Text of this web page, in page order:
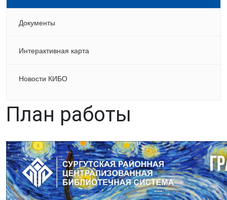
Документы
Интерактивная карта
Новости КИБО
План работы